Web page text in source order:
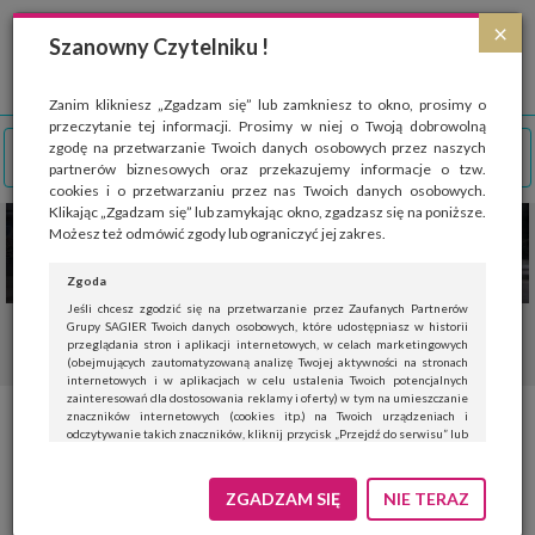
×
Szanowny Czytelniku !
Zanim klikniesz „Zgadzam się” lub zamkniesz to okno, prosimy o
przeczytanie tej informacji. Prosimy w niej o Twoją dobrowolną
zgodę na przetwarzanie Twoich danych osobowych przez naszych
partnerów biznesowych oraz przekazujemy informacje o tzw.
cookies i o przetwarzaniu przez nas Twoich danych osobowych.
Klikając „Zgadzam się” lub zamykając okno, zgadzasz się na poniższe.
Możesz też odmówić zgody lub ograniczyć jej zakres.
Zgoda
Jeśli chcesz zgodzić się na przetwarzanie przez Zaufanych Partnerów
Grupy SAGIER Twoich danych osobowych, które udostępniasz w historii
przeglądania stron i aplikacji internetowych, w celach marketingowych
(obejmujących zautomatyzowaną analizę Twojej aktywności na stronach
internetowych i w aplikacjach w celu ustalenia Twoich potencjalnych
zainteresowań dla dostosowania reklamy i oferty) w tym na umieszczanie
znaczników internetowych (cookies itp.) na Twoich urządzeniach i
odczytywanie takich znaczników, kliknij przycisk „Przejdź do serwisu” lub
Jeśli nie chcesz wyrazić zgody, kliknij „Nie teraz”.
Wyrażenie zgody jest dobrowolne. Możesz edytować zakres zgody, w tym
ZGADZAM SIĘ NIE TERAZ
Strona wykorzystuje pliki cookies, które służą głównie do celów statystycznych.
Wyrażając zgodę na używanie 'cookies', zezwalasz na zapisanie ich w pamięci
przeglądarki. Przejdź do
polityki cookies
Baterie elektroniczne- modne i
opłacalne dla domowego